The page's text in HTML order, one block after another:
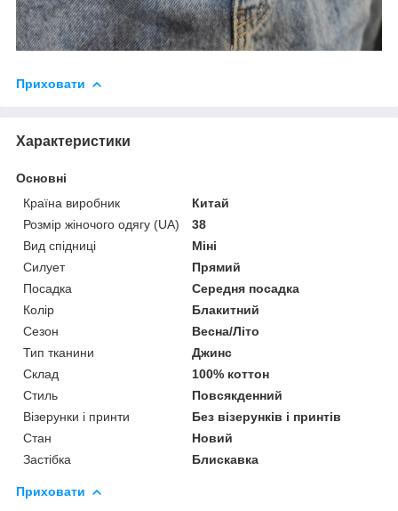
Приховати
Характеристики
Основні
Країна виробник
Китай
Розмір жіночого одягу (UA)
38
Вид спідниці
Міні
Силует
Прямий
Посадка
Середня посадка
Колір
Блакитний
Сезон
Весна/Літо
Тип тканини
Джинс
Склад
100% коттон
Стиль
Повсякденний
Візерунки і принти
Без візерунків і принтів
Стан
Новий
Застібка
Блискавка
Приховати